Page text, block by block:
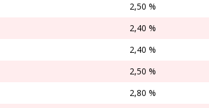
2,50 %
2,40 %
2,40 %
2,50 %
2,80 %